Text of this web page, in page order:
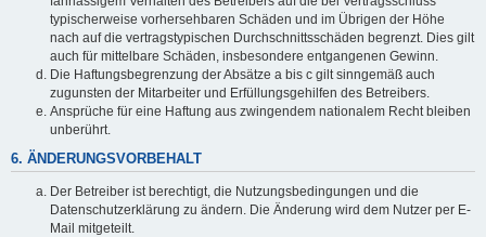
typischerweise vorhersehbaren Schäden und im Übrigen der Höhe
nach auf die vertragstypischen Durchschnittsschäden begrenzt. Dies gilt
auch für mittelbare Schäden, insbesondere entgangenen Gewinn.
Die Haftungsbegrenzung der Absätze a bis c gilt sinngemäß auch
zugunsten der Mitarbeiter und Erfüllungsgehilfen des Betreibers.
Ansprüche für eine Haftung aus zwingendem nationalem Recht bleiben
unberührt.
6. ÄNDERUNGSVORBEHALT
Der Betreiber ist berechtigt, die Nutzungsbedingungen und die
Datenschutzerklärung zu ändern. Die Änderung wird dem Nutzer per E-
Mail mitgeteilt.